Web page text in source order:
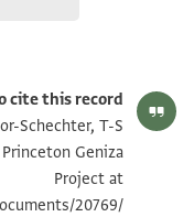
T-S Ar.39.110 1v
תנאי היתר שימוש בתצלום
cite this record:
Schechter, T-S
Geniza
Project at
20769/